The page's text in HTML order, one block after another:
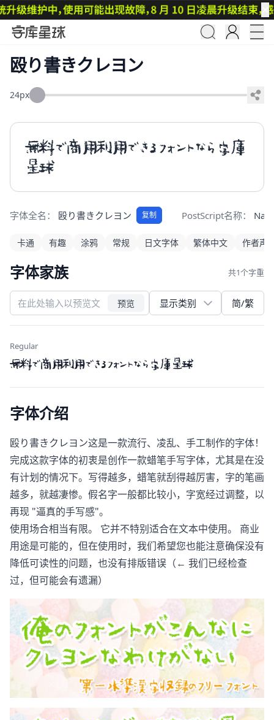
殴り書きクレヨン
24px
無料で商用利用できるフォントなら字庫
星球
字体全名： 殴り書きクレヨン 复制 PostScript名称：
卡通 有趣 涂鸦 常规 日文字体 繁体中文 作者声
字体家族 共1个字重
预览 简/繁
Regular
無料で商用利用できるフォントなら字庫星球
字体介绍
殴り書きクレヨン这是一款流行、凌乱、手工制作的字体！
完成这款字体的初衷是创作一款蜡笔手写字体，尤其是在没
有计划的情况下。写得越多，蜡笔就刮得越厉害，字的笔画
越多，就越凄惨。假名字一般都比较小，字宽经过调整，以
再现 "逼真的手写感"。
使用场合相当有限。 它并不特别适合在文本中使用。 商业
用途是可能的，但在使用时，我们希望您也能注意确保没有
降低可读性的问题，也没有排版错误（← 我们已经检查
过，但可能会有遗漏）